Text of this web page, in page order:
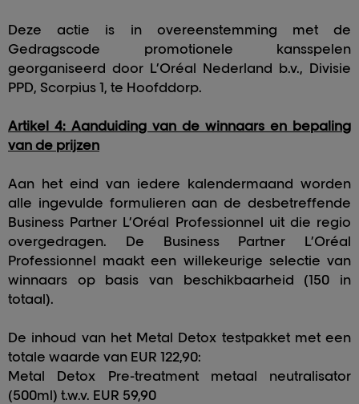
Deze actie is in overeenstemming met de
Gedragscode promotionele kansspelen
georganiseerd door L’Oréal Nederland b.v., Divisie
PPD, Scorpius 1, te Hoofddorp.
Artikel 4: Aanduiding van de winnaars en bepaling
van de prijzen
Aan het eind van iedere kalendermaand worden
alle ingevulde formulieren aan de desbetreffende
Business Partner L’Oréal Professionnel uit die regio
overgedragen. De Business Partner L’Oréal
Professionnel maakt een willekeurige selectie van
winnaars op basis van beschikbaarheid (150 in
totaal).
De inhoud van het Metal Detox testpakket met een
totale waarde van EUR 122,90:
Metal Detox Pre-treatment metaal neutralisator
(500ml) t.w.v. EUR 59,90